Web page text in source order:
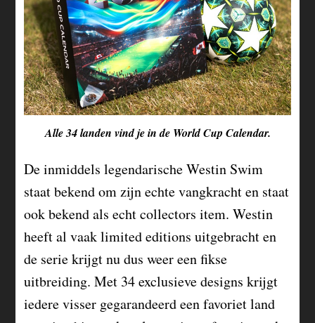
Alle 34 landen vind je in de World Cup Calendar.
De inmiddels legendarische Westin Swim
staat bekend om zijn echte vangkracht en staat
ook bekend als echt collectors item. Westin
heeft al vaak limited editions uitgebracht en
de serie krijgt nu dus weer een fikse
uitbreiding. Met 34 exclusieve designs krijgt
iedere visser gegarandeerd een favoriet land